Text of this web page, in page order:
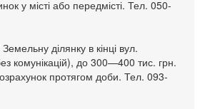
у місті або передмісті. Тел. 050-
ділянку в кінці вул.
комунікацій), до 300—400 тис. грн.
протягом доби. Тел. 093-